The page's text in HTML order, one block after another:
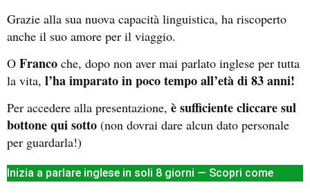
Grazie alla sua nuova capacità linguistica, ha riscoperto
anche il suo amore per il viaggio.
O Franco che, dopo non aver mai parlato inglese per tutta
la vita, l’ha imparato in poco tempo all’età di 83 anni!
Per accedere alla presentazione, è sufficiente cliccare sul
bottone qui sotto (non dovrai dare alcun dato personale
per guardarla!)
Inizia a parlare inglese in soli 8 giorni — Scopri come